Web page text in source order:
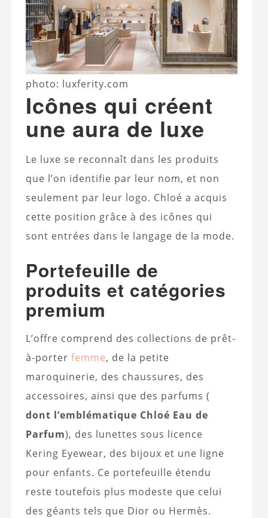
photo: luxferity.com
Icônes qui créent
une aura de luxe
Le luxe se reconnaît dans les produits
que l’on identifie par leur nom, et non
seulement par leur logo. Chloé a acquis
cette position grâce à des icônes qui
sont entrées dans le langage de la mode.
Portefeuille de
produits et catégories
premium
L’offre comprend des collections de prêt-
à-porter femme, de la petite
maroquinerie, des chaussures, des
accessoires, ainsi que des parfums (
dont l’emblématique Chloé Eau de
Parfum), des lunettes sous licence
Kering Eyewear, des bijoux et une ligne
pour enfants. Ce portefeuille étendu
reste toutefois plus modeste que celui
des géants tels que Dior ou Hermès.